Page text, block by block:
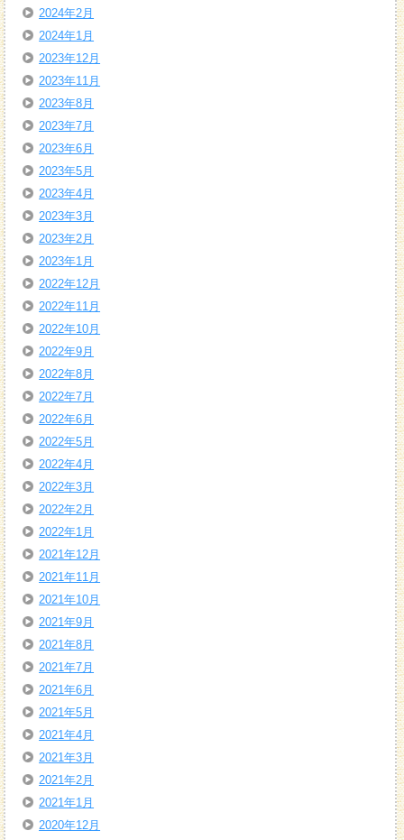
2024年2月
2024年1月
2023年12月
2023年11月
2023年8月
2023年7月
2023年6月
2023年5月
2023年4月
2023年3月
2023年2月
2023年1月
2022年12月
2022年11月
2022年10月
2022年9月
2022年8月
2022年7月
2022年6月
2022年5月
2022年4月
2022年3月
2022年2月
2022年1月
2021年12月
2021年11月
2021年10月
2021年9月
2021年8月
2021年7月
2021年6月
2021年5月
2021年4月
2021年3月
2021年2月
2021年1月
2020年12月